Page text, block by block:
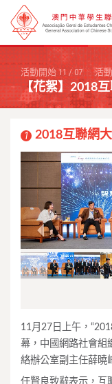
活動開始 11/07 活
【花絮】2018
1 2018互聯網
Previous
11月27日上午，
幕，中國網路社會組
絡辦公室副主任薛曉
任賢良致辭表示，互